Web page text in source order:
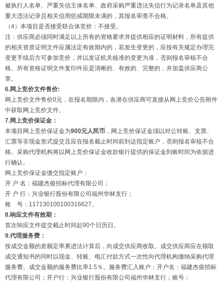
被执行人名单、严重失信主体名单、政府采购严重违法失信行为记录名单及其他
重大违法记录且相关信用惩戒期限未满的，其报名审查不合格。
（4）本项目是否接受联合体竞价：不接受。
注：供应商必须同时满足以上所有的资格要求并提供相应的证明材料，所有提供
的相关资质证明文件应属法定有效期内的，若发生变更的，应按有关规定办理完
变更手续后方可参加竞价，并以发证机关核准的变更为准，否则报名审核不合
格。所有资格证明文件复印件应是清晰的、有效的、完整的，并加盖供应商公
章。
6.网上竞价文件售价:
网上竞价文件售价0元，在报名期限内，各潜在供应商可直接从网上竞价公告附件
中获取网上竞价文件。
7.网上竞价保证金：
本项目网上竞价保证金为900元人民币 ，网上竞价保证金须以对公转账、支票、
汇票等非现金形式提交且应在报名截止时间前到达指定账户，否则报名审核不合
格。采购代理机构将以网上竞价保证金收款银行提供的保证金到账时间为依据进
行确认。
网上竞价保证金缴交指定账户：
开 户 名：福建杰俊招标代理有限公司；
开 户 行：兴业银行股份有限公司福州华林支行；
账 号：117130100100316627。
8.响应文件有效期：
首次响应文件提交截止时间起90个日历日。
9.代理服务费：
按成交金额的差额定率累进法计算后，向成交供应商收取。成交供应商应在领取
成交通知书的同时以现金、转账、电汇付款方式一次性向代理机构缴纳采购代理
服务费。成交金额的服务费比率1.5％。服务费汇入账户：开户名：福建杰俊招标
代理有限公司；开户行：兴业银行股份有限公司福州华林支行；账号：